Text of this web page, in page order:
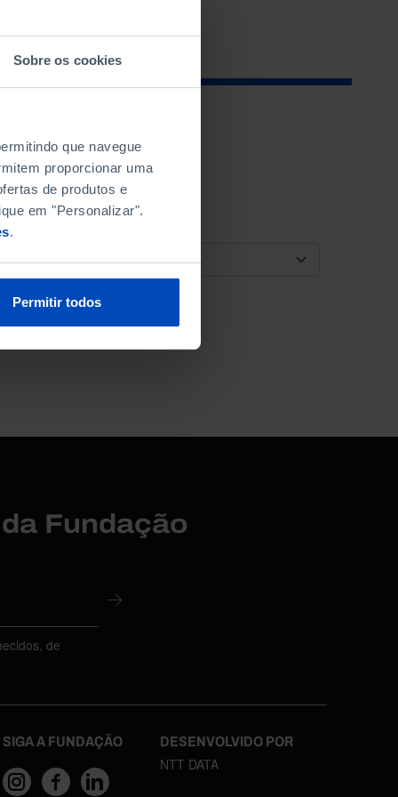
Sobre os cookies
que navegue
proporcionar uma
de produtos e
em "Personalizar".
.
Permitir todos
ORDENAR POR
Fundação
de
SIGA A FUNDAÇÃO DESENVOLVIDO POR
NTT DATA